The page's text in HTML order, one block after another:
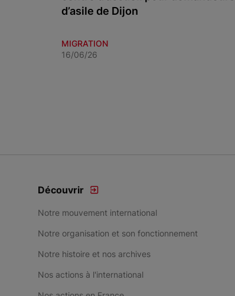
d’asile de Dijon
MIGRATION
16/06/26
Découvrir
Notre mouvement international
Notre organisation et son fonctionnement
Notre histoire et nos archives
Nos actions à l'international